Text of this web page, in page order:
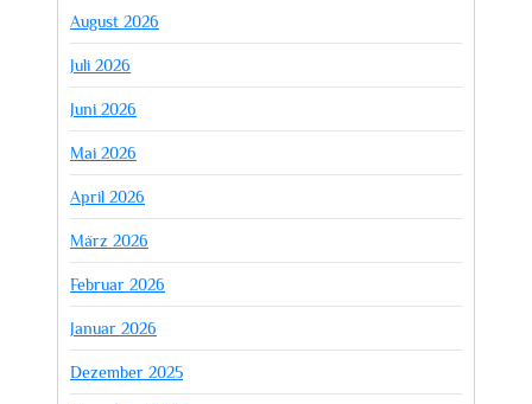
August 2026
Juli 2026
Juni 2026
Mai 2026
April 2026
März 2026
Februar 2026
Januar 2026
Dezember 2025